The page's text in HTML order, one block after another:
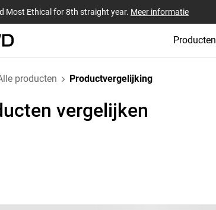
Most Ethical for 8th straight year. Meer informatie
Producten
producten Productvergelijking
vergelijken